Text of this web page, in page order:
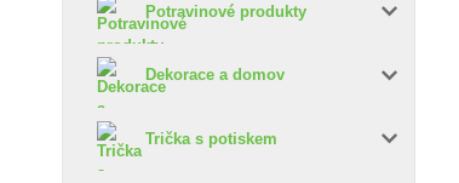
Potravinové produkty
Dekorace a domov
Trička s potiskem